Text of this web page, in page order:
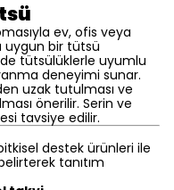
ev, ofis veya
uygun bir tütsü
tütsülüklerle uyumlu
deneyimi sunar.
uzak tutulması ve
önerilir. Serin ve
tavsiye edilir.
destek ürünleri ile
tanıtım